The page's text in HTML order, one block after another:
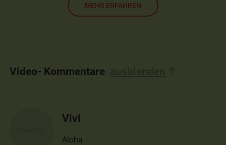
MEHR ERFAHREN
Video- Kommentare
Vivi
Aloha